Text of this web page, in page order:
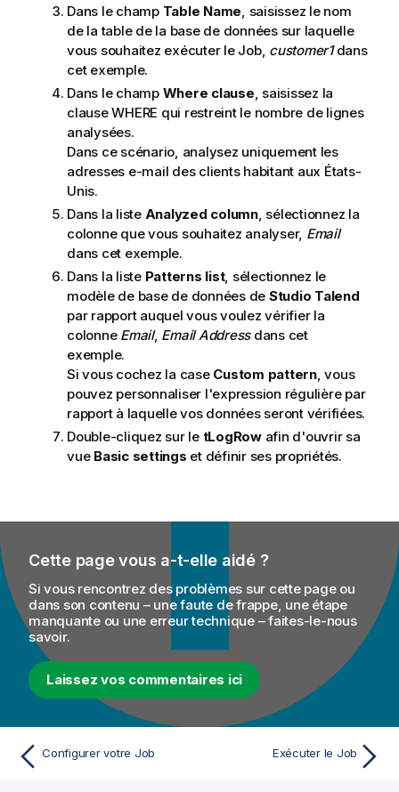
Dans le champ Table Name, saisissez le nom
de la table de la base de données sur laquelle
vous souhaitez exécuter le Job, customer1dans
cet exemple.
Dans le champ Where clause, saisissez la
clause WHERE qui restreint le nombre de lignes
analysées.
Dans ce scénario, analysez uniquement les
adresses e-mail des clients habitant aux États-
Unis.
Dans la liste Analyzed column, sélectionnez la
colonne que vous souhaitez analyser, Email
dans cet exemple.
Dans la liste Patterns list, sélectionnez le
modèle de base de données de Studio Talend
par rapport auquel vous voulez vérifier la
colonne Email, Email Addressdans cet
exemple.
Si vous cochez la case Custom pattern, vous
pouvez personnaliser l'expression régulière par
rapport à laquelle vos données seront vérifiées.
Double-cliquez sur le tLogRowafin d'ouvrir sa
vue Basic settings et définir ses propriétés.
Cette page vous a-t-elle aidé ?
Si vous rencontrez des problèmes sur cette page ou
dans son contenu – une faute de frappe, une étape
manquante ou une erreur technique – faites-le-nous
savoir.
Laissez vos commentaires ici
Configurer votre Job Exécuter le Job